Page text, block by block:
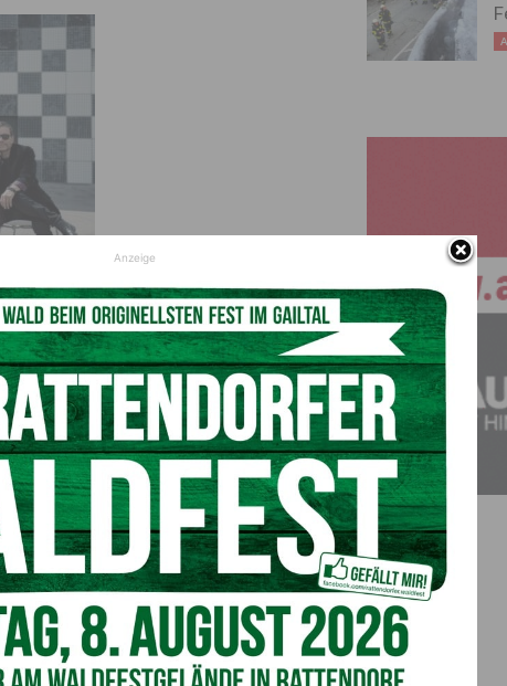
mit
Beben bringen.
Anzeige